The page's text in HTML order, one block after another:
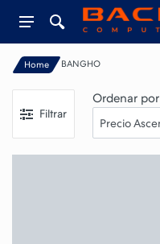
Home BANGHO
Filtrar
Ordenar por